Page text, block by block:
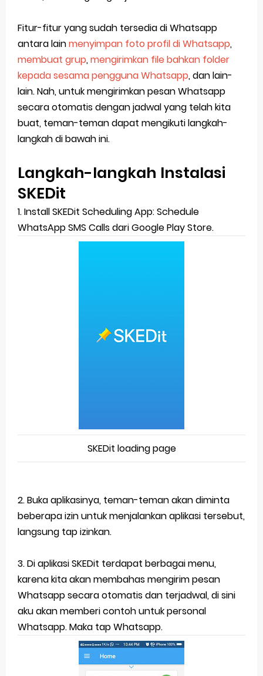
Fitur-fitur yang sudah tersedia di Whatsapp
antara lainmenyimpan foto profil di Whatsapp,
membuat grup,mengirimkan file bahkan folder
kepada sesama pengguna Whatsapp, dan lain-
lain. Nah, untuk mengirimkan pesan Whatsapp
secara otomatis dengan jadwal yang telah kita
buat, teman-teman dapat mengikuti langkah-
langkah di bawah ini.
Langkah-langkah Instalasi
SKEDit
1. Install SKEDit Scheduling App: Schedule
WhatsApp SMS Calls dari Google Play Store.
SKEDit loading page
2. Buka aplikasinya, teman-teman akan diminta
beberapa izin untuk menjalankan aplikasi tersebut,
langsung tap izinkan.
3. Di aplikasi SKEDit terdapat berbagai menu,
karena kita akan membahas mengirim pesan
Whatsapp secara otomatis dan terjadwal, di sini
aku akan memberi contoh untuk personal
Whatsapp. Maka tap Whatsapp.